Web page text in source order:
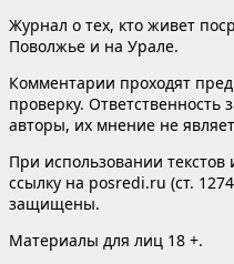
Журнал о тех, кто живет
Поволжье и на Урале.
Комментарии проходят
проверку. Ответственность
авторы, их мнение не
При использовании
ссылку на posredi.ru (ст.
защищены.
Материалы для лиц 18 +.